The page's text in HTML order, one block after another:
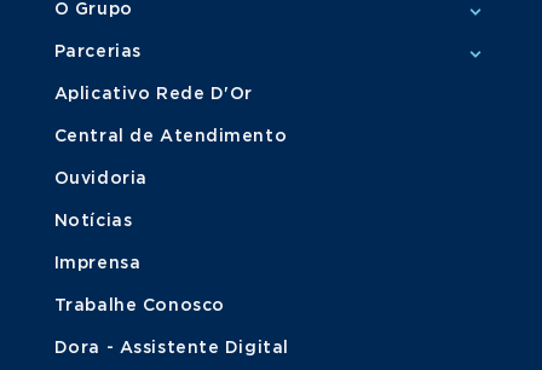
O Grupo
Parcerias
Aplicativo Rede D'Or
Central de Atendimento
Ouvidoria
Notícias
Imprensa
Trabalhe Conosco
Dora - Assistente Digital